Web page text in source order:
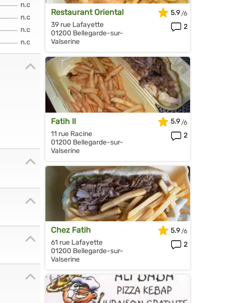
n.c
n.c
n.c
n.c
Restaurant Oriental
39 rue Lafayette
01200 Bellegarde-sur-
Valserine
5.9
2
Fatih II
11 rue Racine
01200 Bellegarde-sur-
Valserine
5.9
2
Chez Fatih
61 rue Lafayette
01200 Bellegarde-sur-
Valserine
5.9
2